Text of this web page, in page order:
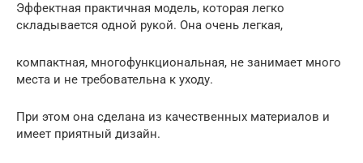
Эффектная практичная модель, которая легко
складывается одной рукой. Она очень легкая,
компактная, многофункциональная, не занимает много
места и не требовательна к уходу.
При этом она сделана из качественных материалов и
имеет приятный дизайн.